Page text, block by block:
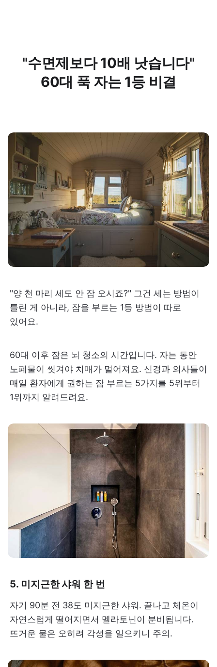
"수면제보다 10배 낫습니다"
60대 푹 자는 1등 비결
"양 천 마리 세도 안 잠 오시죠?" 그건 세는 방법이
틀린 게 아니라, 잠을 부르는 1등 방법이 따로
있어요.
60대 이후 잠은 뇌 청소의 시간입니다. 자는 동안
노폐물이 씻겨야 치매가 멀어져요. 신경과 의사들이
매일 환자에게 권하는 잠 부르는 5가지를 5위부터
1위까지 알려드려요.
5. 미지근한 샤워 한 번
자기 90분 전 38도 미지근한 샤워. 끝나고 체온이
자연스럽게 떨어지면서 멜라토닌이 분비됩니다.
뜨거운 물은 오히려 각성을 일으키니 주의.